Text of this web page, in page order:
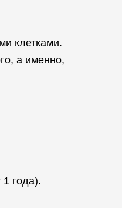
клетками.
а именно,
года).